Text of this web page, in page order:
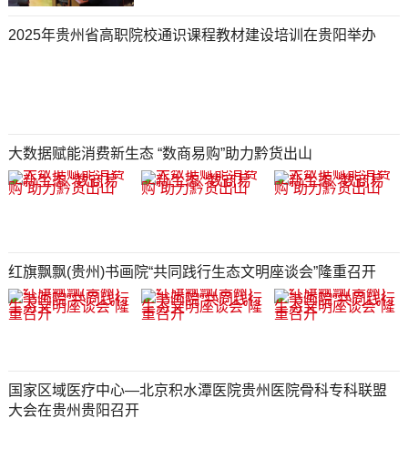
2025年贵州省高职院校通识课程教材建设培训在贵阳举办
大数据赋能消费新生态 “数商易购”助力黔货出山
红旗飘飘(贵州)书画院“共同践行生态文明座谈会”隆重召开
国家区域医疗中心—北京积水潭医院贵州医院骨科专科联盟
大会在贵州贵阳召开